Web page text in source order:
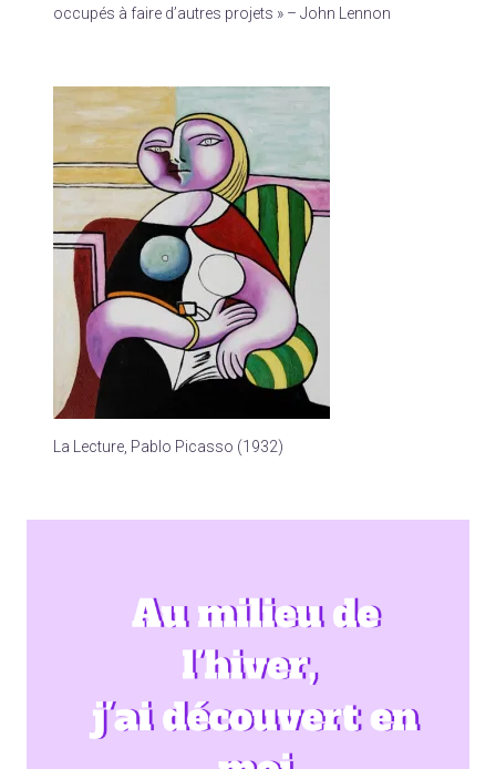
occupés à faire d’autres projets » – John Lennon
La Lecture, Pablo Picasso (1932)